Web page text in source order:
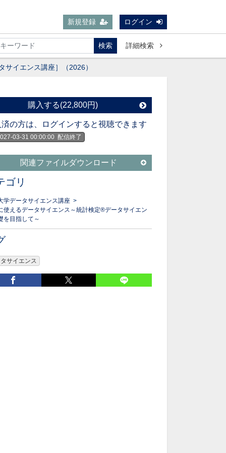
新規登録 ログイン
検索 詳細検索
イエンス講座］（2026）
購入する(22,800円)
の方は、ログインすると視聴できます
03-31 00:00:00 配信終了
関連ファイルダウンロード
ゴリ
学データサイエンス講座 >
使えるデータサイエンス～統計検定®データサイエン
を目指して～
サイエンス